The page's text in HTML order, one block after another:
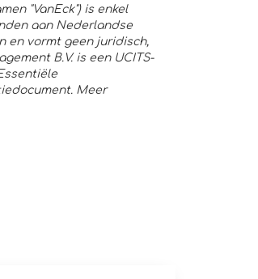
"VanEck") is enkel
aan Nederlandse
en vormt geen juridisch,
B.V. is een UCITS-
Meer